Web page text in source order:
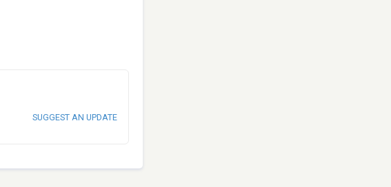
SUGGEST AN UPDATE